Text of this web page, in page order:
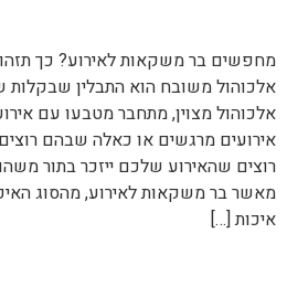
מחפשים בר משקאות לאירוע? כך תזהו
אלכוהול משובח הוא התבלין שבקלות
אלכוהול מצוין, מתחבר מטבעו עם
אירועים מרגשים או כאלה שבהם
רוצים שהאירוע שלכם ייזכר בתור
מאשר בר משקאות לאירוע, מהסוג
איכות […]